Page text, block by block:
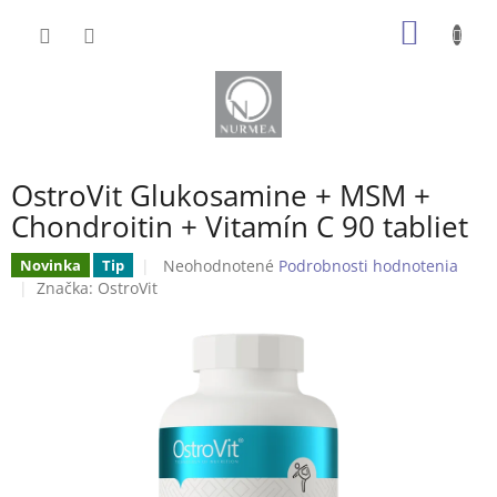
OstroVit Glukosamine + MSM +
Chondroitin + Vitamín C 90 tabliet
Novinka Tip
Priemerné
Neohodnotené Podrobnosti hodnotenia
Značka: OstroVit